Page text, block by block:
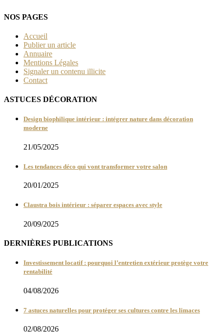
NOS PAGES
Accueil
Publier un article
Annuaire
Mentions Légales
Signaler un contenu illicite
Contact
ASTUCES DÉCORATION
Design biophilique intérieur : intégrer nature dans décoration
moderne
21/05/2025
Les tendances déco qui vont transformer votre salon
20/01/2025
Claustra bois intérieur : séparer espaces avec style
20/09/2025
DERNIÈRES PUBLICATIONS
Investissement locatif : pourquoi l’entretien extérieur protège votre
rentabilité
04/08/2026
7 astuces naturelles pour protéger ses cultures contre les limaces
02/08/2026